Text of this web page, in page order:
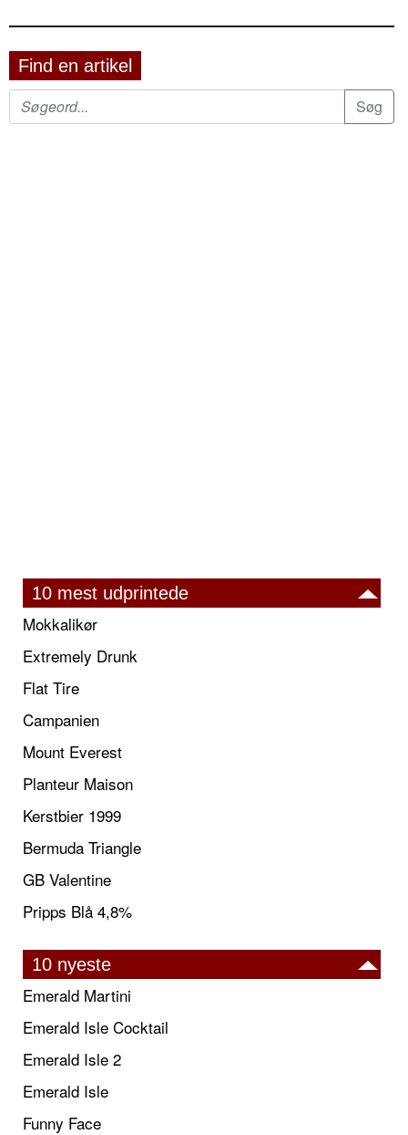
Find en artikel
10 mest udprintede
Mokkalikør
Extremely Drunk
Flat Tire
Campanien
Mount Everest
Planteur Maison
Kerstbier 1999
Bermuda Triangle
GB Valentine
Pripps Blå 4,8%
10 nyeste
Emerald Martini
Emerald Isle Cocktail
Emerald Isle 2
Emerald Isle
Funny Face